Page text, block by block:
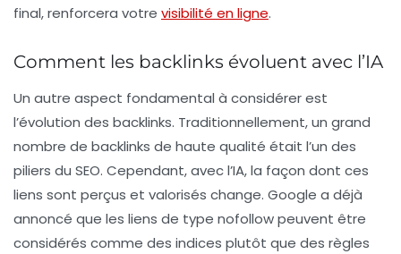
final, renforcera votre visibilité en ligne.
Comment les backlinks évoluent avec l’IA
Un autre aspect fondamental à considérer est
l’évolution des backlinks. Traditionnellement, un grand
nombre de backlinks de haute qualité était l’un des
piliers du SEO. Cependant, avec l’IA, la façon dont ces
liens sont perçus et valorisés change. Google a déjà
annoncé que les liens de type nofollowpeuvent être
considérés comme des indices plutôt que des règles